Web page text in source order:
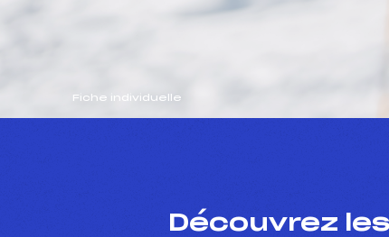
Fiche individuelle
Découvrez